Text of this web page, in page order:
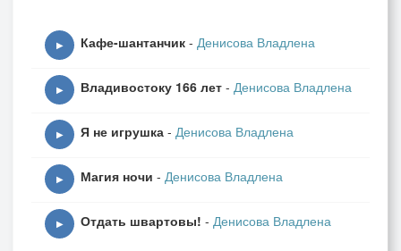
Может, надо, толь не надо
Что мне делать-то, ребята?
Как мне милой объяснить?
Как себе не навредить?
▶ Кафе-шантанчик - Денисова Владлена
▶ Владивостоку 166 лет - Денисова Владлена
▶ Я не игрушка - Денисова Владлена
▶ Магия ночи - Денисова Владлена
▶ Отдать швартовы! - Денисова Владлена